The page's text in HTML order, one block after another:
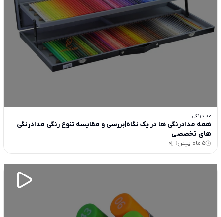
مداد رنگی
همه مدادرنگی ها در یک نگاه|بررسی و مقایسه تنوع رنگی مدادرنگی
های تخصصی
5 ماه پیش 0